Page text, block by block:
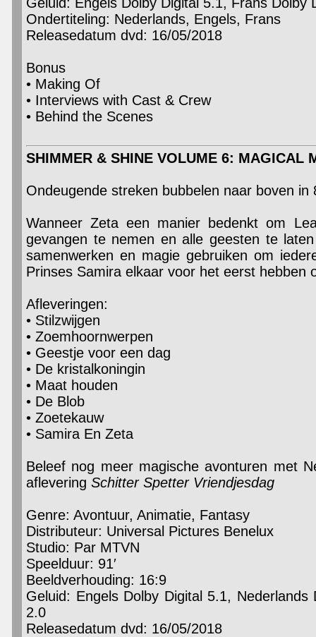
Ondertiteling: Nederlands, Engels, Frans
Releasedatum dvd: 16/05/2018
Bonus
• Making Of
• Interviews with Cast & Crew
• Behind the Scenes
SHIMMER & SHINE VOLUME 6: MAGICAL
Ondeugende streken bubbelen naar boven in
Wanneer Zeta een manier bedenkt om
gevangen te nemen en alle geesten te
samenwerken en magie gebruiken om
Prinses Samira elkaar voor het eerst hebben
Afleveringen:
• Stilzwijgen
• Zoemhoornwerpen
• Geestje voor een dag
• De kristalkoningin
• Maat houden
• De Blob
• Zoetekauw
• Samira En Zeta
Beleef nog meer magische avonturen met
aflevering Schitter Spetter Vriendjesdag
Genre: Avontuur, Animatie, Fantasy
Distributeur: Universal Pictures Benelux
Studio: Par MTVN
Speelduur: 91′
Beeldverhouding: 16:9
Geluid: Engels Dolby Digital 5.1,
2.0
Releasedatum dvd: 16/05/2018